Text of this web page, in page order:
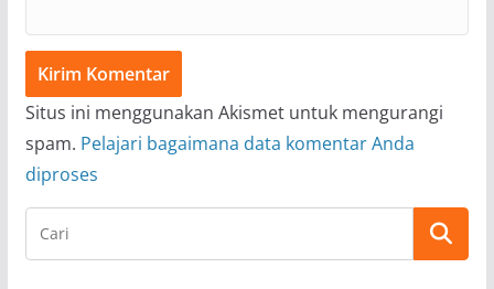
Situs ini menggunakan Akismet untuk mengurangi
spam. Pelajari bagaimana data komentar Anda
diproses